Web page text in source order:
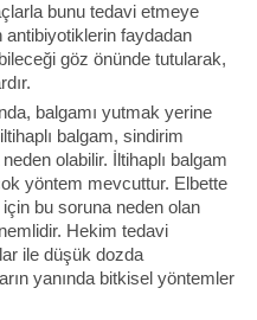
bunu tedavi etmeye
antibiyotiklerin faydadan
göz önünde tutularak,
balgamı yutmak yerine
balgam, sindirim
olabilir. İltihaplı balgam
yöntem mevcuttur. Elbette
bu soruna neden olan
Hekim tedavi
ile düşük dozda
yanında bitkisel yöntemler